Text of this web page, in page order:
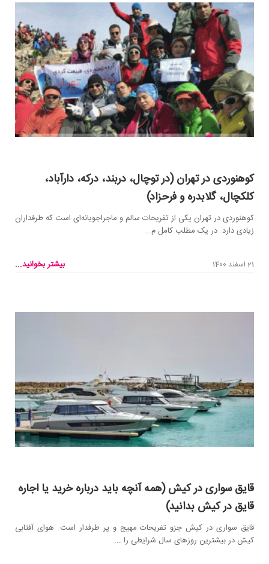
کوهنوردی در تهران (در توچال، دربند، درکه، دارآباد،
کلکچال، گلابدره و فرحزاد)
کوهنوردی در تهران یکی از تفریحات سالم و ماجراجویانه‌ای است که طرفداران
زیادی دارد. در یک مطلب کامل م...
21 اسفند 1400 بیشتر بخوانید...
قایق سواری در کیش (همه آنچه باید درباره خرید یا اجاره
قایق در کیش بدانید)
قایق سواری در کیش جزو تفریحات مهیج و پر طرفدار است. هوای آفتابی
کیش در بیشترین روزهای سال شرایطی را ...